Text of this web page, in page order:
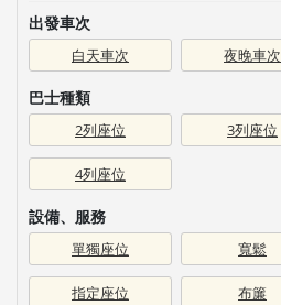
出發車次
白天車次 夜晚車次
巴士種類
2列座位 3列座位
4列座位
設備、服務
單獨座位 寬鬆
指定座位 布簾